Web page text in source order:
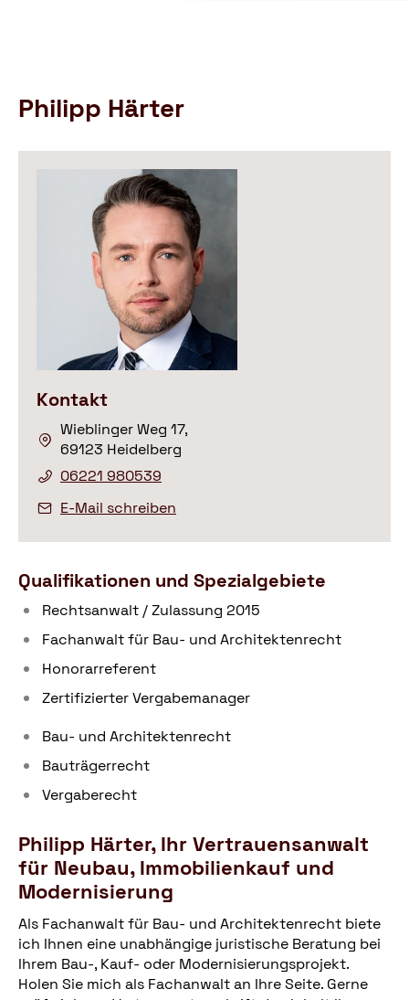
Philipp Härter
Kontakt
Wieblinger Weg 17,
69123 Heidelberg
06221 980539
E-Mail schreiben
Qualifikationen und Spezialgebiete
Rechtsanwalt / Zulassung 2015
Fachanwalt für Bau- und Architektenrecht
Honorarreferent
Zertifizierter Vergabemanager
Bau- und Architektenrecht
Bauträgerrecht
Vergaberecht
Philipp Härter, Ihr Vertrauensanwalt
für Neubau, Immobilienkauf und
Modernisierung
Als Fachanwalt für Bau- und Architektenrecht biete
ich Ihnen eine unabhängige juristische Beratung bei
Ihrem Bau-, Kauf- oder Modernisierungsprojekt.
Holen Sie mich als Fachanwalt an Ihre Seite. Gerne